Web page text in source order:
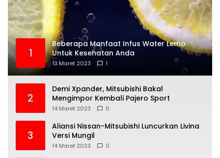
1
Beberapa Manfaat Infus Water Lemo
Untuk Kesehatan Anda
13 Maret 2023 1
2
Demi Xpander, Mitsubishi Bakal
Mengimpor Kembali Pajero Sport
14 Maret 2023 0
3
Aliansi Nissan-Mitsubishi Luncurkan Livina
Versi Mungil
14 Maret 2023 0